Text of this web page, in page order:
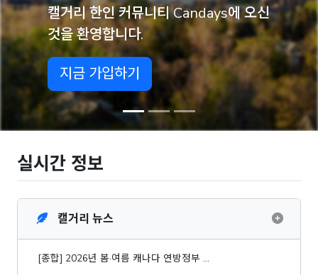
인 커뮤니티 Candays에 오신
합니다.
입하기
캐나
실시간 정보
캘거리 뉴스
[종합] 2026년 봄·여름 캐나다 연방정부 …